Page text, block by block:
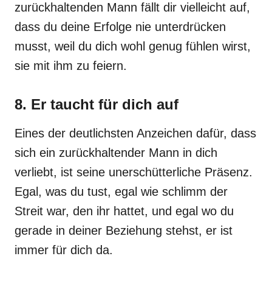
zurückhaltenden Mann fällt dir vielleicht auf,
dass du deine Erfolge nie unterdrücken
musst, weil du dich wohl genug fühlen wirst,
sie mit ihm zu feiern.
8. Er taucht für dich auf
Eines der deutlichsten Anzeichen dafür, dass
sich ein zurückhaltender Mann in dich
verliebt, ist seine unerschütterliche Präsenz.
Egal, was du tust, egal wie schlimm der
Streit war, den ihr hattet, und egal wo du
gerade in deiner Beziehung stehst, er ist
immer für dich da.